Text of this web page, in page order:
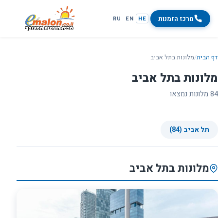
מרכז הזמנות HE
EN
RU
דף הבית/מלונות בתל אביב
מלונות בתל אביב
84 מלונות נמצאו
תל אביב (84)
מלונות בתל אביב